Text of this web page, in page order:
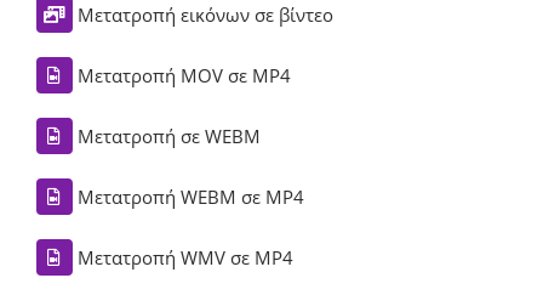
Μετατροπή εικόνων σε βίντεο
Μετατροπή MOV σε MP4
Μετατροπή σε WEBM
Μετατροπή WEBM σε MP4
Μετατροπή WMV σε MP4